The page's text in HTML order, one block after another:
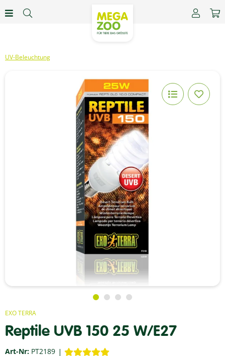
UV-Beleuchtung
EXO TERRA
Reptile UVB 150 25 W/E27
Art-Nr: PT2189